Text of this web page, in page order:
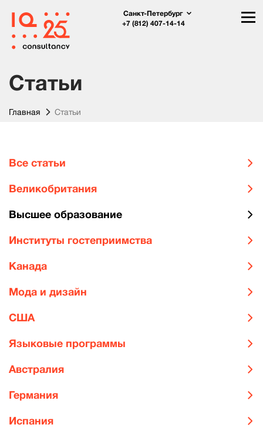
Санкт-Петербург
+7 (812) 407-14-14
Статьи
Главная Статьи
Все статьи
Великобритания
Высшее образование
Институты гостеприимства
Канада
Мода и дизайн
США
Языковые программы
Австралия
Германия
Испания